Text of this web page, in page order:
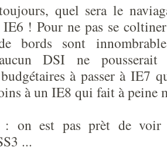
quel sera le
IE6 ! Pour ne pas se
bords sont
DSI ne
à passer à IE7
à un IE8 qui fait à peine
: on est pas prèt de voir
...